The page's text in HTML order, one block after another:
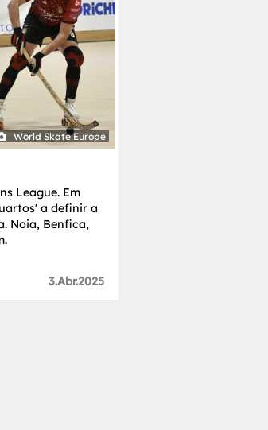
World Skate Europe
League. Em
a definir a
Noia, Benfica,
3.Abr.2025